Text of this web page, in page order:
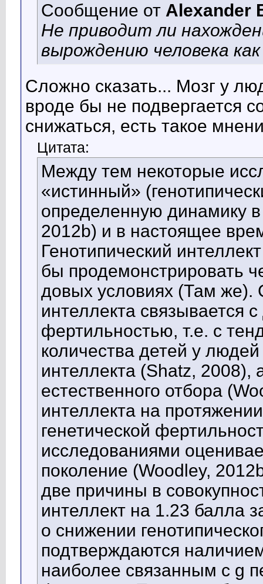
Сообщение от Alexander
Не приводит ли
вырождению человека
Сложно сказать... Мозг у
вроде бы не подвергается
снижаться, есть такое
Цитата:
Между тем некоторые
«истинный»
определенную динамику
2012b) и в настоящее
Генотипический
бы продемонстрировать
довых условиях (Там же).
интеллекта связывается
фертильностью, т.е. с
количества детей у
интеллекта (Shatz, 2008),
естественного отбора
интеллекта на
генетической
исследованиями
поколение (Woodley,
две причины в
интеллект на 1.23 балла
о снижении
подтверждаются
наиболее связанным с g